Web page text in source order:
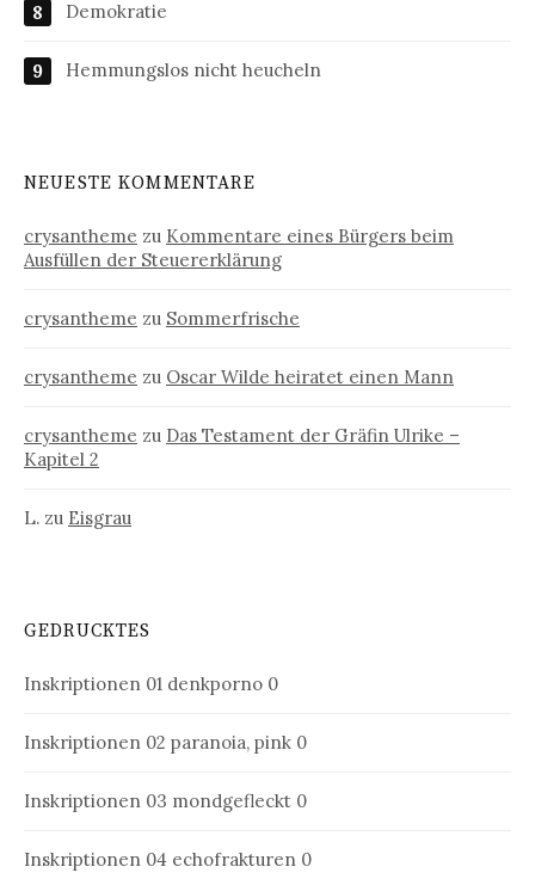
Demokratie
Hemmungslos nicht heucheln
NEUESTE KOMMENTARE
crysantheme zu Kommentare eines Bürgers beim
Ausfüllen der Steuererklärung
crysantheme zu Sommerfrische
crysantheme zu Oscar Wilde heiratet einen Mann
crysantheme zu Das Testament der Gräfin Ulrike –
Kapitel 2
L. zu Eisgrau
GEDRUCKTES
Inskriptionen 01 denkporno 0
Inskriptionen 02 paranoia, pink 0
Inskriptionen 03 mondgefleckt 0
Inskriptionen 04 echofrakturen 0